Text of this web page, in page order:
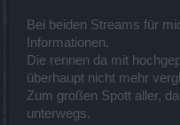
Bei beiden Streams für
Informationen.
Die rennen da mit
überhaupt nicht mehr
Zum großen Spott aller,
unterwegs.